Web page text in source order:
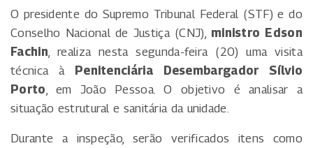
O presidente do Supremo Tribunal Federal (STF) e do
Conselho Nacional de Justiça (CNJ), ministro Edson
Fachin, realiza nesta segunda-feira (20) uma visita
técnica à
Penitenciária Desembargador Sílvio
Porto, em João Pessoa. O objetivo é analisar a
situação estrutural e sanitária da unidade.
Durante a inspeção, serão verificados itens como